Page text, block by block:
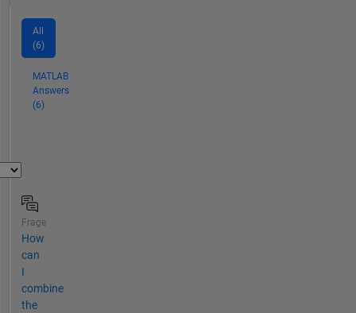
All
(6)
MATLAB
Answers
(6)
Frage
How
can
I
combine
the